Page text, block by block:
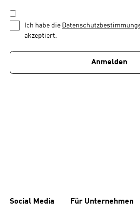
1
von
DATENSCHUTZBESTIMMUNGEN
*
Ich habe die
akzeptiert.
Anmelden
Social Media
Für Unternehmen